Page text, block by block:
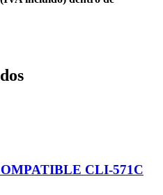
CLI-571C